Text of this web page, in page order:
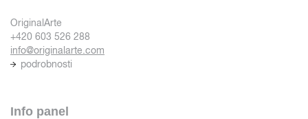
OriginalArte
+420 603 526 288
info@originalarte.com
podrobnosti
Info panel